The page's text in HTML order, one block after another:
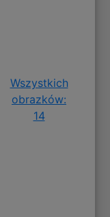
Wszystkich
obrazków:
14